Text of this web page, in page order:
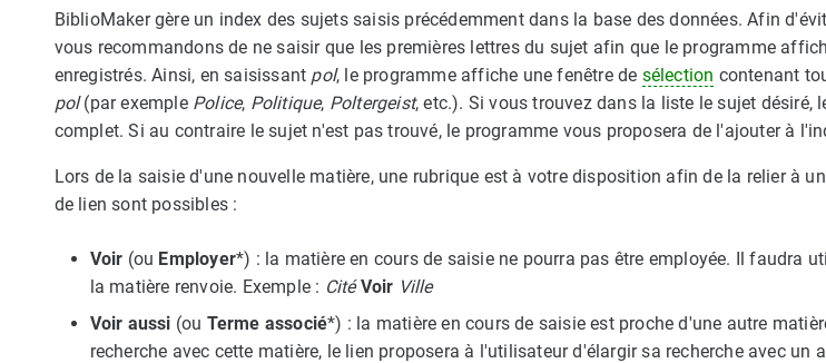
BiblioMaker gère un index des sujets saisis précédemment dans la base des données. Afin
vous recommandons de ne saisir que les premières lettres du sujet afin que le programme
enregistrés. Ainsi, en saisissant pol, le programme affiche une fenêtre de sélection contenant
pol(par exemple Police, Politique, Poltergeist, etc.). Si vous trouvez dans la liste le sujet désiré,
complet. Si au contraire le sujet n'est pas trouvé, le programme vous proposera de l'ajouter à
Lors de la saisie d'une nouvelle matière, une rubrique est à votre disposition afin de la relier à
de lien sont possibles :
Voir (ou Employer*) : la matière en cours de saisie ne pourra pas être employée. Il faudra
la matière renvoie. Exemple : Cité Voir Ville
Voir aussi (ou Terme associé*) : la matière en cours de saisie est proche d'une autre
recherche avec cette matière, le lien proposera à l'utilisateur d'élargir sa recherche avec un